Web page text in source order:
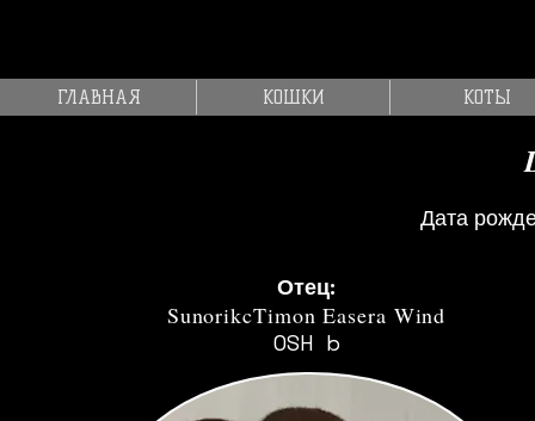
ГЛАВНАЯ КОШКИ КОТЫ
Дата
Отец:
SunorikcTimon Easera Wind
OSH b